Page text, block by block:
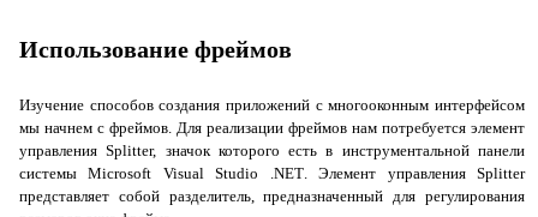
Использование фреймов
Изучение способов создания приложений с многооконным интерфейсом
мы начнем с фреймов. Для реализации фреймов нам потребуется элемент
управленияSplitter, значок которого есть в инструментальной панели
системыMicrosoft Visual Studio .NET. Элемент управленияSplitter
представляет собой разделитель, предназначенный для регулирования